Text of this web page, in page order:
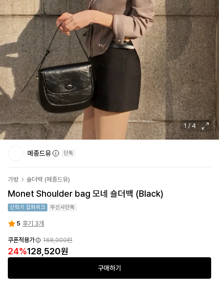
1 / 4
메종드유 단독
가방 숄더백 (메종드유)
Monet Shoulder bag 모네 숄더백 (Black)
신학기 잡화위크 무신사단독
5 후기 3개
쿠폰적용가 168,000원
24%128,520원
구매하기